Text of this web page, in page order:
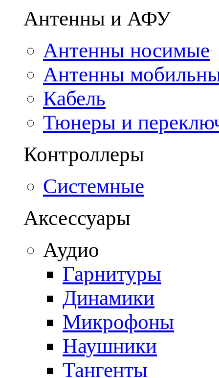
Антенны и АФУ
Антенны носимые
Антенны
Кабель
Тюнеры и
Контроллеры
Системные
Аксессуары
Аудио
Гарнитуры
Динамики
Микрофоны
Наушники
Тангенты